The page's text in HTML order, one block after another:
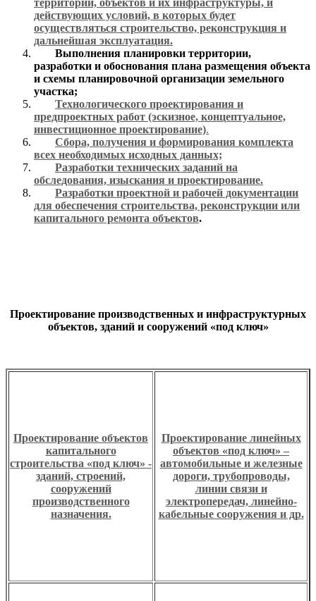
действующих условий, в которых будет
осуществляться строительство, реконструкция и
дальнейшая эксплуатация.
Выполнения планировки территории,
разработки и обоснования плана размещения объекта
и схемы планировочной организации земельного
участка;
Технологического проектирования и
предпроектных работ (эскизное, концептуальное,
инвестиционное проектирование).
Сбора, получения и формирования комплекта
всех необходимых исходных данных;
Разработки технических заданий на
обследования, изыскания и проектирование.
Разработки проектной и рабочей документации
для обеспечения строительства, реконструкции или
капитального ремонта объектов.
Проектирование производственных и инфраструктурных
объектов, зданий и сооружений «под ключ»
Проектирование объектов
капитального
строительства «под ключ» -
зданий, строений,
сооружений
производственного
назначения.
Проектирование линейных
объектов «под ключ» –
автомобильные и железные
дороги, трубопроводы,
линии связи и
электропередач, линейно-
кабельные сооружения и др.